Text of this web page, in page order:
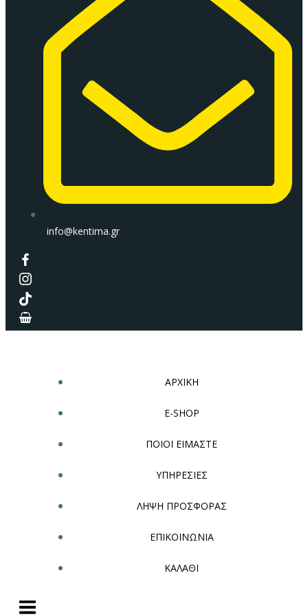
info@kentima.gr
ΑΡΧΙΚΗ
E-SHOP
ΠΟΙΟΙ ΕΙΜΑΣΤΕ
ΥΠΗΡΕΣΙΕΣ
ΛΗΨΗ ΠΡΟΣΦΟΡΑΣ
ΕΠΙΚΟΙΝΩΝΙΑ
ΚΑΛΑΘΙ